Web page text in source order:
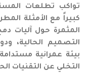
تواكب تطلعات
كبيراً مع الأمثلة
المثمرة حول آليات
التصميم الحالية،
بيئة عمرانية
التخلي عن التقنيات